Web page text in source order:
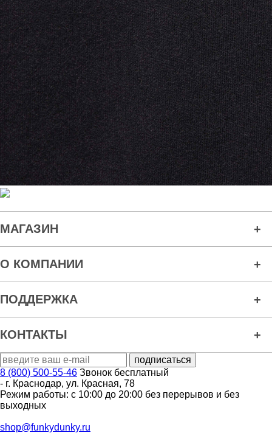
МАГАЗИН
О КОМПАНИИ
ПОДДЕРЖКА
КОНТАКТЫ
8 (800) 500-55-46 Звонок бесплатный
- г. Краснодар, ул. Красная, 78
Режим работы: с 10:00 до 20:00 без перерывов и без
выходных
shop@funkydunky.ru